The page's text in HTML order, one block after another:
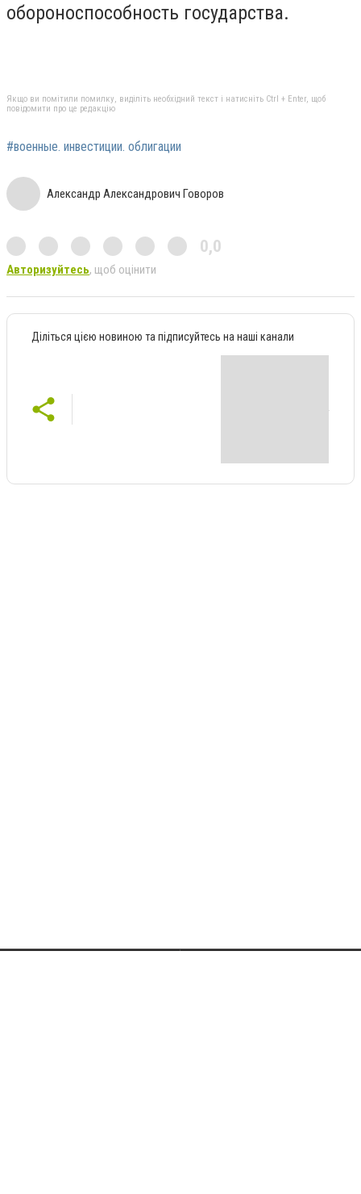
обороноспособность государства.
Якщо ви помітили помилку, виділіть необхідний текст і натисніть Ctrl + Enter, щоб
повідомити про це редакцію
#военные. инвестиции. облигации
Александр Александрович Говоров
0,0
Авторизуйтесь, щоб оцінити
Діліться цією новиною та підписуйтесь на наші канали